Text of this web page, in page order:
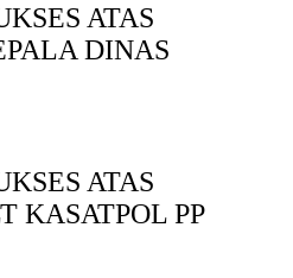
ATAS
DINAS
ATAS
KASATPOL PP